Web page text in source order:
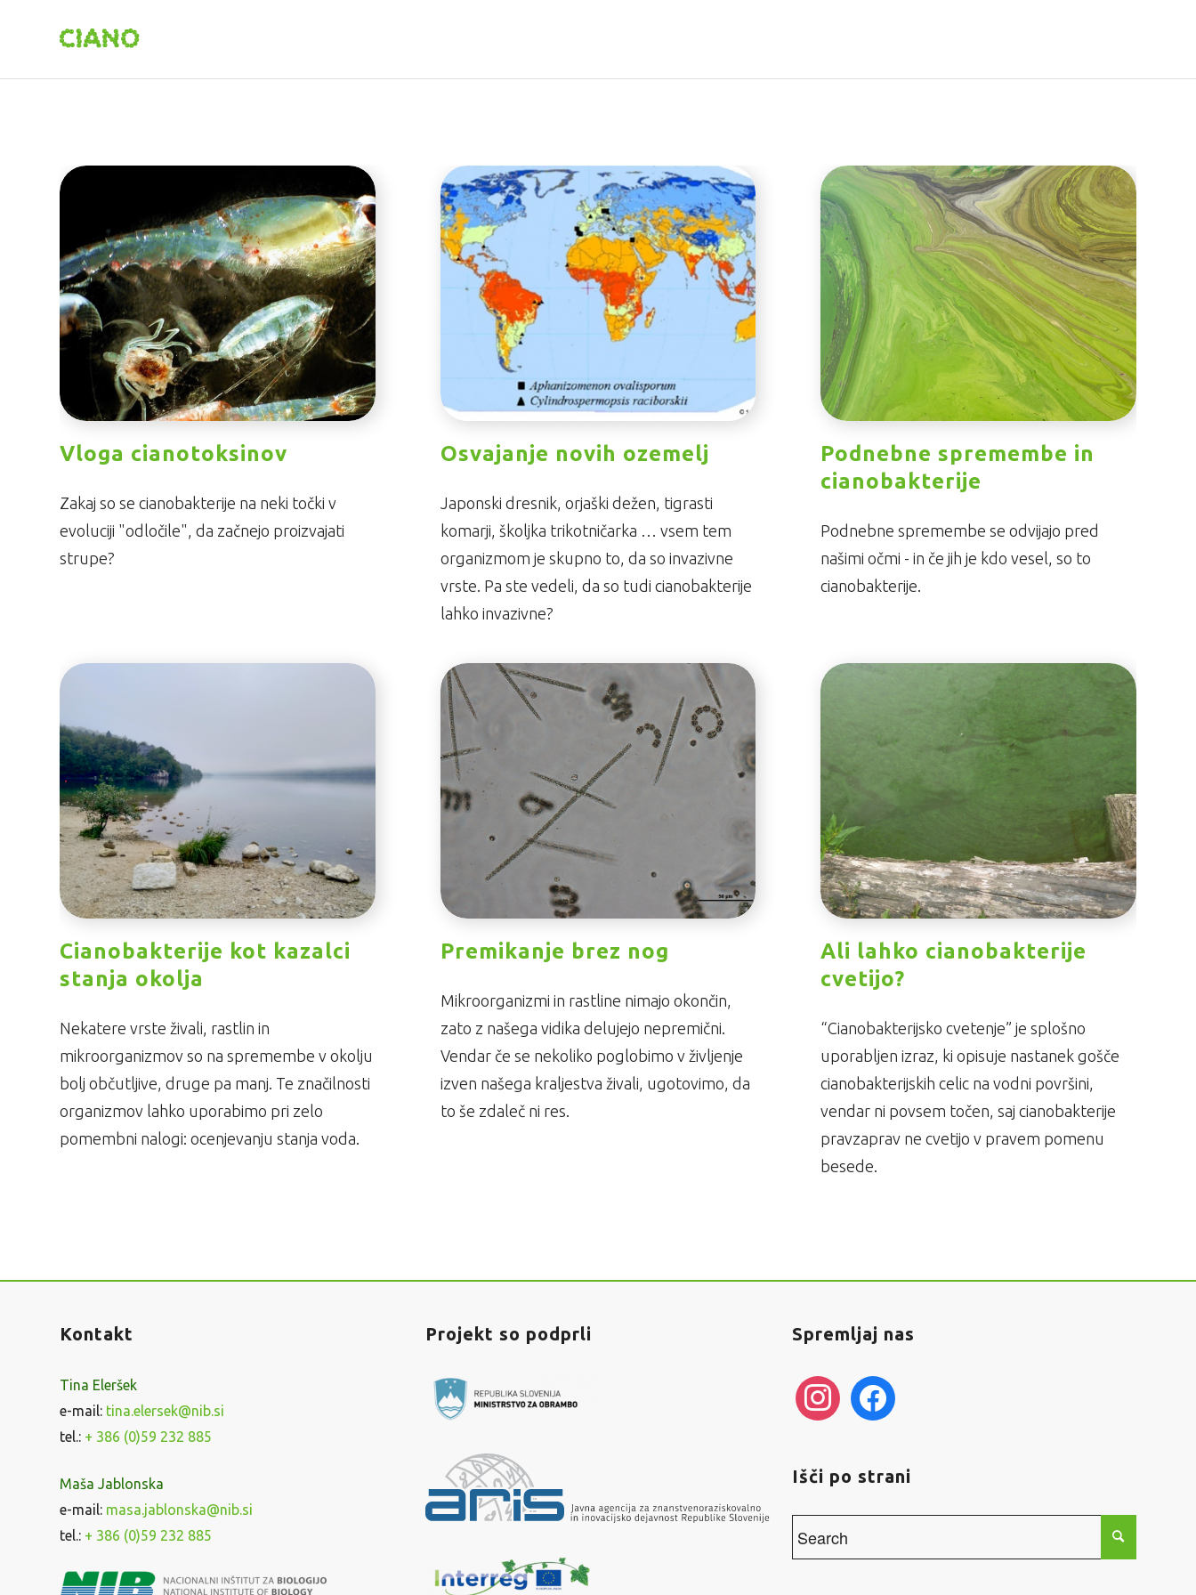
Vloga cianotoksinov
Zakaj so se cianobakterije na neki točki v
evoluciji "odločile", da začnejo proizvajati
strupe?
Osvajanje novih ozemelj
Japonski dresnik, orjaški dežen, tigrasti
komarji, školjka trikotničarka … vsem tem
organizmom je skupno to, da so invazivne
vrste. Pa ste vedeli, da so tudi cianobakterije
lahko invazivne?
Podnebne spremembe in
cianobakterije
Podnebne spremembe se odvijajo pred
našimi očmi - in če jih je kdo vesel, so to
cianobakterije.
Cianobakterije kot kazalci
stanja okolja
Nekatere vrste živali, rastlin in
mikroorganizmov so na spremembe v okolju
bolj občutljive, druge pa manj. Te značilnosti
organizmov lahko uporabimo pri zelo
pomembni nalogi: ocenjevanju stanja voda.
Premikanje brez nog
Mikroorganizmi in rastline nimajo okončin,
zato z našega vidika delujejo nepremični.
Vendar če se nekoliko poglobimo v življenje
izven našega kraljestva živali, ugotovimo, da
to še zdaleč ni res.
Ali lahko cianobakterije
cvetijo?
“Cianobakterijsko cvetenje” je splošno
uporabljen izraz, ki opisuje nastanek gošče
cianobakterijskih celic na vodni površini,
vendar ni povsem točen, saj cianobakterije
pravzaprav ne cvetijo v pravem pomenu
besede.
Kontakt
Tina Eleršek
e-mail: tina.elersek@nib.si
tel.: + 386 (0)59 232 885
Maša Jablonska
e-mail: masa.jablonska@nib.si
tel.: + 386 (0)59 232 885
Projekt so podprli Spremljaj nas
instagramfacebook
Išči po strani